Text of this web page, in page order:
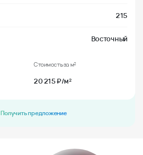
215
Восточный
Стоимость за м²
20 215 ₽/м²
Получить предложение